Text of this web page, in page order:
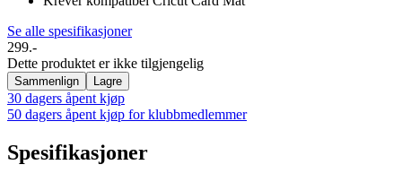
Se alle spesifikasjoner
299.-
Dette produktet er ikke tilgjengelig
Sammenlign Lagre
30 dagers åpent kjøp
50 dagers åpent kjøp for klubbmedlemmer
Spesifikasjoner